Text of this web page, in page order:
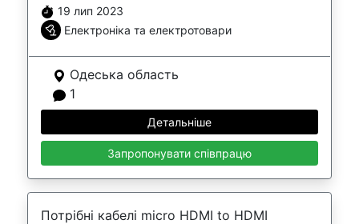
19 лип 2023
Електроніка та електротовари
Одеська область
1
Детальніше
Запропонувати співпрацю
Потрібні кабелі micro HDMI to HDMI